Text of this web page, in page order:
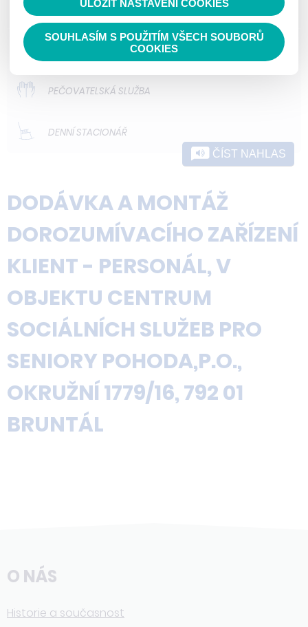
ODLEHČOVACÍ SLUŽBY
DOMOVY PRO OSOBY SE ZDRAVOTNÍM
PEČOVATELSKÁ SLUŽBA
DENNÍ STACIONÁŘ
ČÍST NAHLAS
DODÁVKA A MONTÁŽ
DOROZUMÍVACÍHO ZAŘÍZENÍ
KLIENT - PERSONÁL, V
OBJEKTU CENTRUM
SOCIÁLNÍCH SLUŽEB PRO
SENIORY POHODA,P.O.,
OKRUŽNÍ 1779/16, 792 01
BRUNTÁL
O NÁS
Historie a současnost
ULOŽIT NASTAVENÍ COOKIES
SOUHLASÍM S POUŽITÍM VŠECH SOUBORŮ
COOKIES